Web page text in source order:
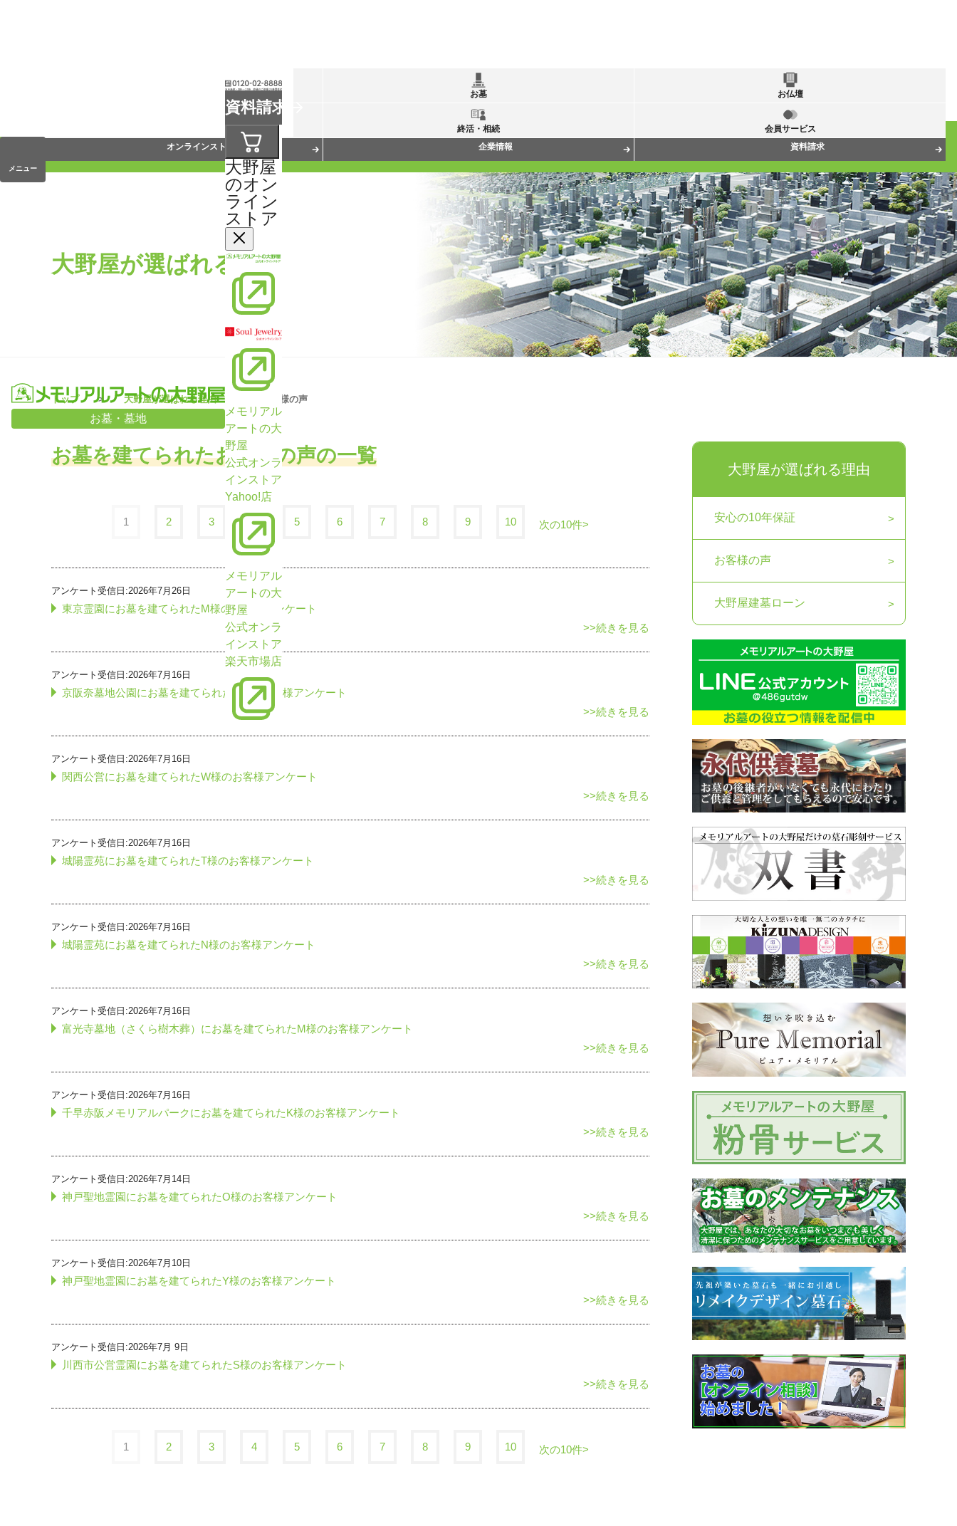
お墓・墓地
資料請求
大野屋
のオン
ライン
ストア
メモリアル
アートの大
野屋
公式オンラ
インストア
Yahoo!店
メモリアル
アートの大
野屋
公式オンラ
インストア
楽天市場店
メニュー
お墓 お仏壇
終活・相続
会員サービス
オンラインストア
企業情報 資料請求
大野屋が選ばれる理由
トップ 大野屋が選ばれる理由 お客様の声
お墓を建てられたお客様の声の一覧
1 2 3 4 5 6 7 8 9 10 次の10件>
アンケート受信日:2026年7月26日
東京霊園にお墓を建てられたM様のお客様アンケート
>>続きを見る
アンケート受信日:2026年7月16日
京阪奈墓地公園にお墓を建てられたS様のお客様アンケート
>>続きを見る
アンケート受信日:2026年7月16日
関西公営にお墓を建てられたW様のお客様アンケート
>>続きを見る
アンケート受信日:2026年7月16日
城陽霊苑にお墓を建てられたT様のお客様アンケート
>>続きを見る
アンケート受信日:2026年7月16日
城陽霊苑にお墓を建てられたN様のお客様アンケート
>>続きを見る
アンケート受信日:2026年7月16日
富光寺墓地（さくら樹木葬）にお墓を建てられたM様のお客様アンケート
>>続きを見る
アンケート受信日:2026年7月16日
千早赤阪メモリアルパークにお墓を建てられたK様のお客様アンケート
>>続きを見る
アンケート受信日:2026年7月14日
神戸聖地霊園にお墓を建てられたO様のお客様アンケート
>>続きを見る
アンケート受信日:2026年7月10日
神戸聖地霊園にお墓を建てられたY様のお客様アンケート
>>続きを見る
アンケート受信日:2026年7月 9日
川西市公営霊園にお墓を建てられたS様のお客様アンケート
>>続きを見る
1 2 3 4 5 6 7 8 9 10 次の10件>
大野屋が選ばれる理由
安心の10年保証
お客様の声
大野屋建墓ローン